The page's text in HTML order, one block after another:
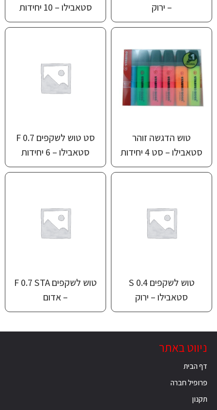
– ירוק
סטאבילו – 10 יחידות
טוש הדגשה זוהר
סטאבילו – סט 4 יחידות
סט טוש לשקפים F 0.7
סטאבילו – 6 יחידות
טוש לשקפים S 0.4
סטאבילו – ירוק
טוש לשקפים F 0.7 STA
– אדום
ניווט באתר
דף הבית
פרופיל חברה
תקנון